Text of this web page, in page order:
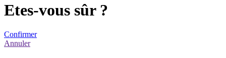
Etes-vous sûr ?
Confirmer
Annuler